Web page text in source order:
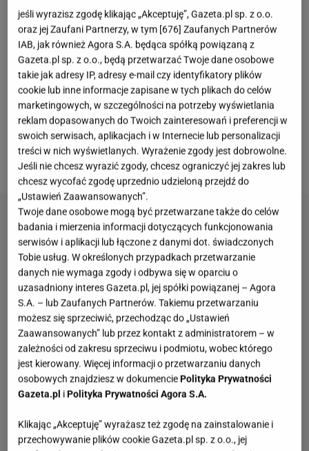
czasy i gusta kulinarne się zmieniają. Ta potrawa
prawie całkowicie zniknęła z naszego codziennego
menu, a to za sprawą dwóch rzeczy. Po pierwsze -
współczesna młodzież i młodzi dorośli raczej nie
przepadają za podrobami i rzeczami typu nóżki,
ogony, czy głowizna. Nawet kiedyś mój znajomy
powiedział, z nigdy nie wziąłby do ust czegoś, co
"krowie wisi koło tyłka". Dobrze, że lubi jajka...
jeśli wyrazisz zgodę klikając „Akceptuję”, Gazeta.pl sp. z o.o.
oraz jej Zaufani Partnerzy, w tym [676] Zaufanych Partnerów
IAB, jak również Agora S.A. będąca spółką powiązaną z
Gazeta.pl sp. z o.o., będą przetwarzać Twoje dane osobowe
takie jak adresy IP, adresy e-mail czy identyfikatory plików
cookie lub inne informacje zapisane w tych plikach do celów
marketingowych, w szczególności na potrzeby wyświetlania
reklam dopasowanych do Twoich zainteresowań i preferencji w
swoich serwisach, aplikacjach i w Internecie lub personalizacji
treści w nich wyświetlanych. Wyrażenie zgody jest dobrowolne.
Jeśli nie chcesz wyrazić zgody, chcesz ograniczyć jej zakres lub
chcesz wycofać zgodę uprzednio udzieloną przejdź do
„Ustawień Zaawansowanych”.
Twoje dane osobowe mogą być przetwarzane także do celów
badania i mierzenia informacji dotyczących funkcjonowania
serwisów i aplikacji lub łączone z danymi dot. świadczonych
Tobie usług. W określonych przypadkach przetwarzanie
danych nie wymaga zgody i odbywa się w oparciu o
uzasadniony interes Gazeta.pl, jej spółki powiązanej – Agora
S.A. – lub Zaufanych Partnerów. Takiemu przetwarzaniu
możesz się sprzeciwić, przechodząc do „Ustawień
Zaawansowanych” lub przez kontakt z administratorem – w
zależności od zakresu sprzeciwu i podmiotu, wobec którego
jest kierowany. Więcej informacji o przetwarzaniu danych
osobowych znajdziesz w dokumenciePolityka Prywatności
Gazeta.pl iPolityka Prywatności Agora S.A.
Klikając „Akceptuję” wyrażasz też zgodę na zainstalowanie i
przechowywanie plików cookie Gazeta.pl sp. z o.o., jej